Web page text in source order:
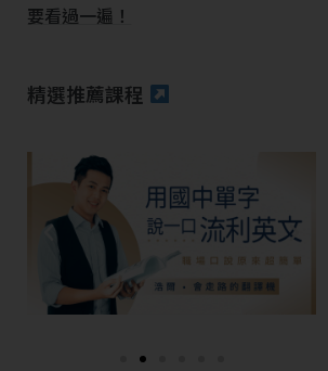
要看過一遍！
精選推薦課程